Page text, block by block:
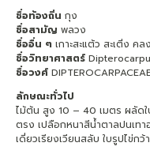
ชื่อท้องถิ่น กุง
ชื่อสามัญ พลวง
ชื่ออื่น ๆ เกาะสะแต้ว สะเติ่ง
ชื่อวิทยาศาสตร์
ชื่อวงศ์
ลักษณะทั่วไป
ไม้ต้น สูง 10 – 40 เมตร ผลัด
ตรง เปลือกหนาสีน้ำตาลปนเท
เดี่ยวเรียงเวียนสลับ ใบรูปไข่ก